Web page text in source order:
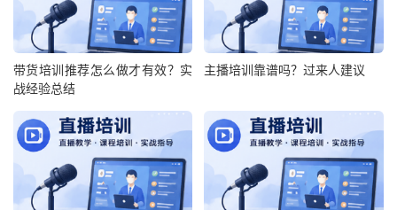
带货培训推荐怎么做才有效？实
战经验总结
主播培训靠谱吗？过来人建议